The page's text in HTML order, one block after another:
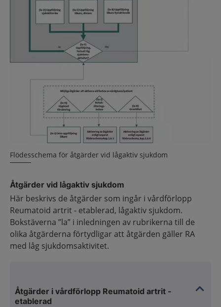
Flödesschema för åtgärder vid lågaktiv sjukdom
Åtgärder vid lågaktiv sjukdom
Här beskrivs de åtgärder som ingår i vårdförlopp
Reumatoid artrit - etablerad, lågaktiv sjukdom.
Bokstäverna ”la” i inledningen av rubrikerna till de
olika åtgärderna förtydligar att åtgärden gäller RA
med låg sjukdomsaktivitet.
Åtgärder i vårdförlopp Reumatoid artrit -
etablerad